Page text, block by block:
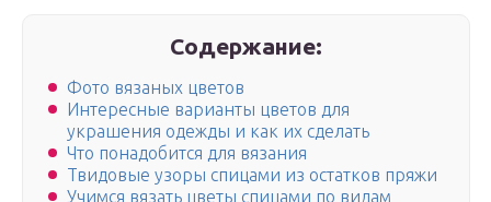
Содержание:
Фото вязаных цветов
Интересные варианты цветов для
украшения одежды и как их сделать
Что понадобится для вязания
Твидовые узоры спицами из остатков пряжи
Учимся вязать цветы спицами по видам